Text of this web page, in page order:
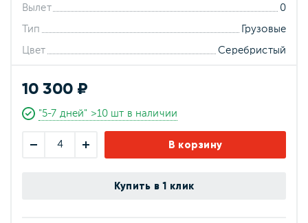
Вылет 0
Тип Грузовые
Цвет Серебристый
10 300 ₽
"5-7 дней" >10 шт в наличии
В корзину
Купить в 1 клик